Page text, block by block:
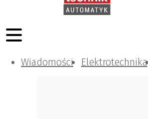
Wiadomości Elektrotechnika
Komunikacja i IT
Kontrola
Tematy specjalne